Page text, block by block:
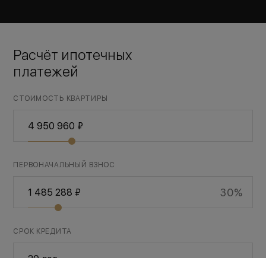
Расчёт ипотечных
платежей
СТОИМОСТЬ КВАРТИРЫ
ПЕРВОНАЧАЛЬНЫЙ ВЗНОС
30%
СРОК КРЕДИТА